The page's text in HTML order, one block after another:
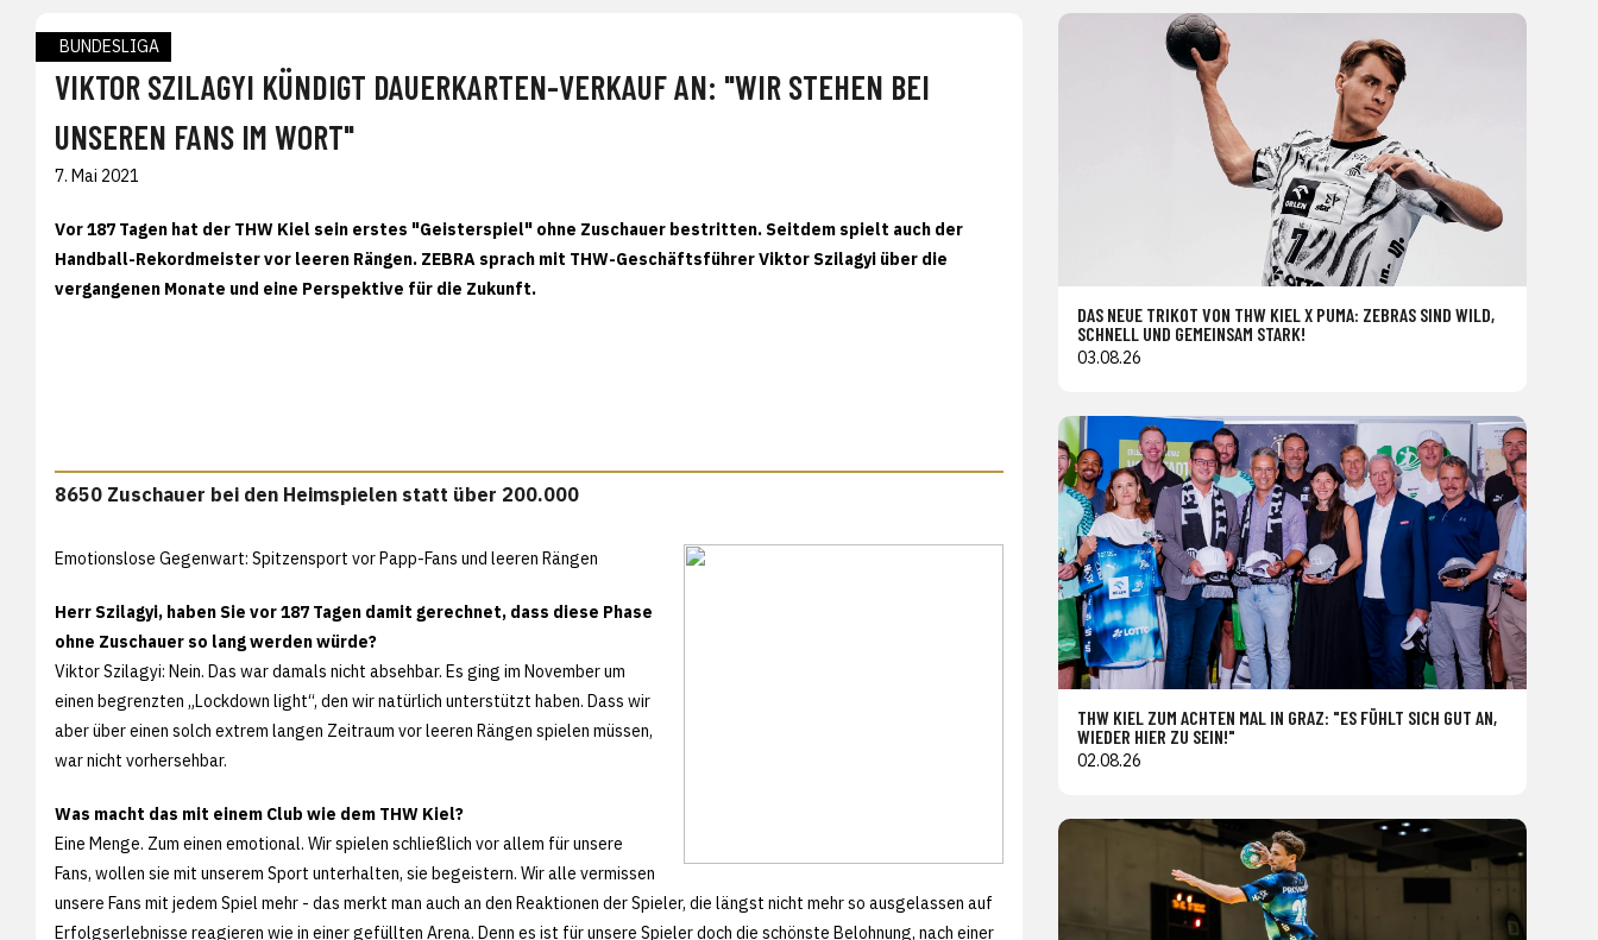
BUNDESLIGA
VIKTOR SZILAGYI KÜNDIGT DAUERKARTEN-VERKAUF AN: "WIR STEHEN BEI
UNSEREN FANS IM WORT"
7. Mai 2021
Vor 187 Tagen hat der THW Kiel sein erstes "Geisterspiel" ohne Zuschauer bestritten. Seitdem spielt auch der
Handball-Rekordmeister vor leeren Rängen. ZEBRA sprach mit THW-Geschäftsführer Viktor Szilagyi über die
vergangenen Monate und eine Perspektive für die Zukunft.
8650 Zuschauer bei den Heimspielen statt über 200.000
Emotionslose Gegenwart: Spitzensport vor Papp-Fans und leeren Rängen
Herr Szilagyi, haben Sie vor 187 Tagen damit gerechnet, dass diese Phase
ohne Zuschauer so lang werden würde?
Viktor Szilagyi: Nein. Das war damals nicht absehbar. Es ging im November um
einen begrenzten „Lockdown light“, den wir natürlich unterstützt haben. Dass wir
aber über einen solch extrem langen Zeitraum vor leeren Rängen spielen müssen,
war nicht vorhersehbar.
Was macht das mit einem Club wie dem THW Kiel?
Eine Menge. Zum einen emotional. Wir spielen schließlich vor allem für unsere
Fans, wollen sie mit unserem Sport unterhalten, sie begeistern. Wir alle vermissen
unsere Fans mit jedem Spiel mehr - das merkt man auch an den Reaktionen der Spieler, die längst nicht mehr so ausgelassen auf
Erfolgserlebnisse reagieren wie in einer gefüllten Arena. Denn es ist für unsere Spieler doch die schönste Belohnung, nach einer
DAS NEUE TRIKOT VON THW KIEL X PUMA: ZEBRAS SIND WILD,
SCHNELL UND GEMEINSAM STARK!
03.08.26
THW KIEL ZUM ACHTEN MAL IN GRAZ: "ES FÜHLT SICH GUT AN,
WIEDER HIER ZU SEIN!"
02.08.26